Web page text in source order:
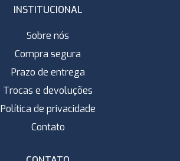
INSTITUCIONAL
Sobre nós
Compra segura
Prazo de entrega
Trocas e devoluções
Política de privacidade
Contato